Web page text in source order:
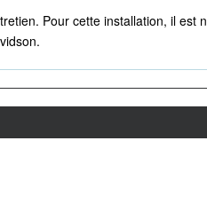
Pour cette installation, il